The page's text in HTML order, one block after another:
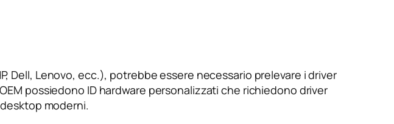
Dell, Lenovo, ecc.), potrebbe essere necessario prelevare i driver
possiedono ID hardware personalizzati che richiedono driver
moderni.